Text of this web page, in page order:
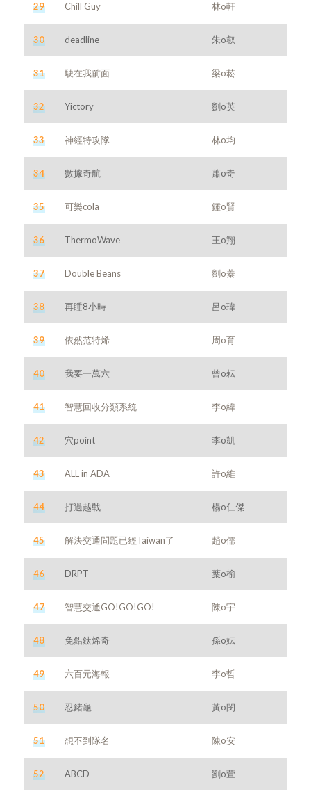
29 Chill Guy 林o軒
30 deadline 朱o叡
31 駛在我前面 梁o菘
32 Yictory 劉o英
33 神經特攻隊 林o均
34 數據奇航 蕭o奇
35 可樂cola 鍾o賢
36 ThermoWave 王o翔
37 Double Beans 劉o蓁
38 再睡8小時 呂o瑋
39 依然范特烯 周o育
40 我要一萬六 曾o耘
41 智慧回收分類系統 李o緯
42 穴point 李o凱
43 ALL in ADA 許o維
44 打過越戰 楊o仁傑
45 解決交通問題已經Taiwan了 趙o儒
46 DRPT 葉o榆
47 智慧交通GO!GO!GO! 陳o宇
48 免鉛鈦烯奇 孫o妘
49 六百元海報 李o哲
50 忍鍺龜 黃o閔
51 想不到隊名 陳o安
52 ABCD 劉o萱